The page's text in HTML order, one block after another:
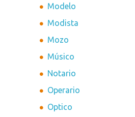
Modelo
Modista
Mozo
Músico
Notario
Operario
Optico